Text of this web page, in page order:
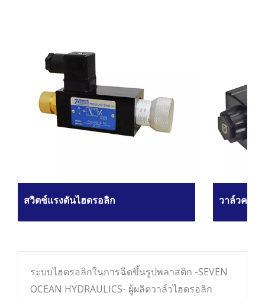
สวิตช์แรงดันไฮดรอลิก วาล์วควบ
ระบบไฮดรอลิกในการฉีดขึ้นรูปพลาสติก -SEVEN
OCEAN HYDRAULICS- ผู้ผลิตวาล์วไฮดรอลิก